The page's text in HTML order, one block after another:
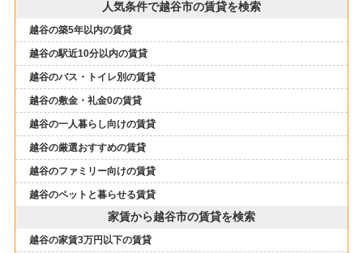
人気条件で越谷市の賃貸を検索
越谷の築5年以内の賃貸
越谷の駅近10分以内の賃貸
越谷のバス・トイレ別の賃貸
越谷の敷金・礼金0の賃貸
越谷の一人暮らし向けの賃貸
越谷の厳選おすすめの賃貸
越谷のファミリー向けの賃貸
越谷のペットと暮らせる賃貸
家賃から越谷市の賃貸を検索
越谷の家賃3万円以下の賃貸